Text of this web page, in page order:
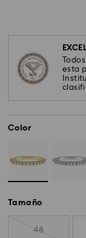
esta
Color
Tamaño
48